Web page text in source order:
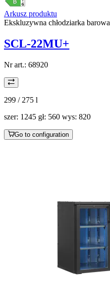
Arkusz produktu
Ekskluzywna chłodziarka barowa
SCL-22MU+
Nr art.: 68920
299 / 275 l
szer: 1245 gł: 560 wys: 820
Go to configuration